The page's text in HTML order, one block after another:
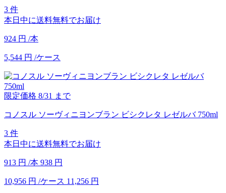
3 件
本日中に送料無料でお届け
924 円 /本
5,544 円 /ケース
限定価格 8/31 まで
コノスル ソーヴィニヨンブラン ビシクレタ レゼルバ 750ml
3 件
本日中に送料無料でお届け
913 円 /本 938 円
10,956 円 /ケース 11,256 円